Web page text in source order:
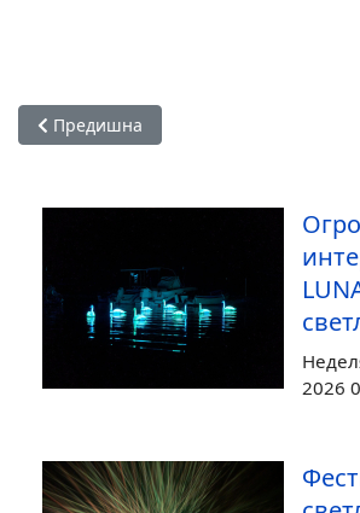
Предишна статия: Коледният турнир
Предишна
2026